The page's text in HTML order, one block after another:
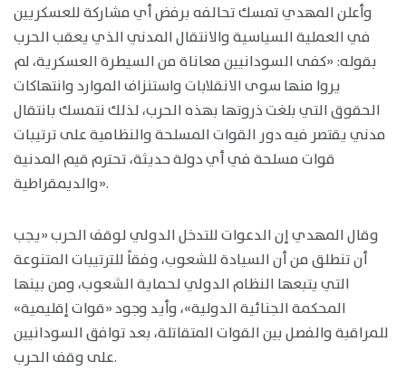
وأعلن المهدي تمسك تحالفه برفض أي مشاركة للعسكريين
في العملية السياسية والانتقال المدني الذي يعقب الحرب
بقوله: «كفى السودانيين معاناة من السيطرة العسكرية، لم
يروا منها سوى الانقلابات واستنزاف الموارد وانتهاكات
الحقوق التي بلغت ذروتها بهذه الحرب، لذلك نتمسك بانتقال
مدني يقتصر فيه دور القوات المسلحة والنظامية على ترتيبات
قوات مسلحة في أي دولة حديثة، تحترم قيم المدنية
والديمقراطية».
وقال المهدي إن الدعوات للتدخل الدولي لوقف الحرب «يجب
أن تنطلق من أن السيادة للشعوب، وفقاً للترتيبات المتنوعة
التي يتبعها النظام الدولي لحماية الشعوب، ومن بينها
المحكمة الجنائية الدولية»، وأيد وجود «قوات إقليمية»
للمراقبة والفصل بين القوات المتقاتلة، بعد توافق السودانيين
على وقف الحرب.